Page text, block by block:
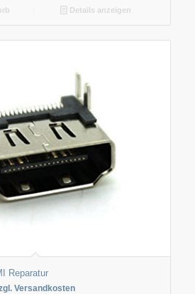
Details anzeigen
Reparatur
Versandkosten